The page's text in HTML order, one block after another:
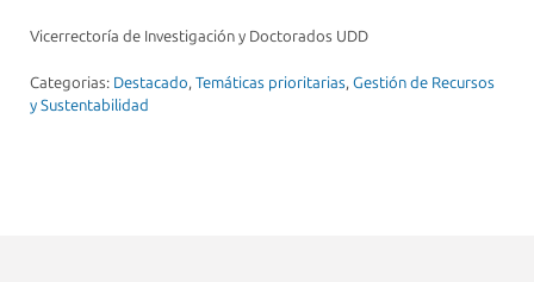
Vicerrectoría de Investigación y Doctorados UDD
Categorias: Destacado, Temáticas prioritarias, Gestión de Recursos
y Sustentabilidad